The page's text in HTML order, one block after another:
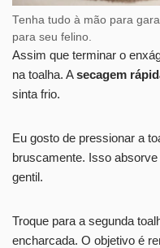
Tenha tudo à mão para
para seu felino.
Assim que terminar o
na toalha. Asecagem
sinta frio.
Eu gosto de pressionar a
bruscamente. Isso
gentil.
Troque para a segunda
encharcada. O objetivo é